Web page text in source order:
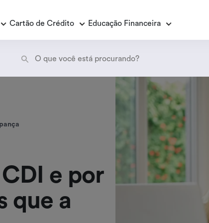
Empréstimo Consignado
Cartão de Crédito Educação Financeira
e por
que a